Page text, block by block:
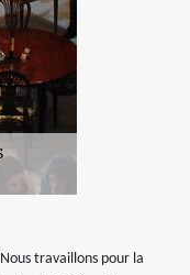
travaillons pour la